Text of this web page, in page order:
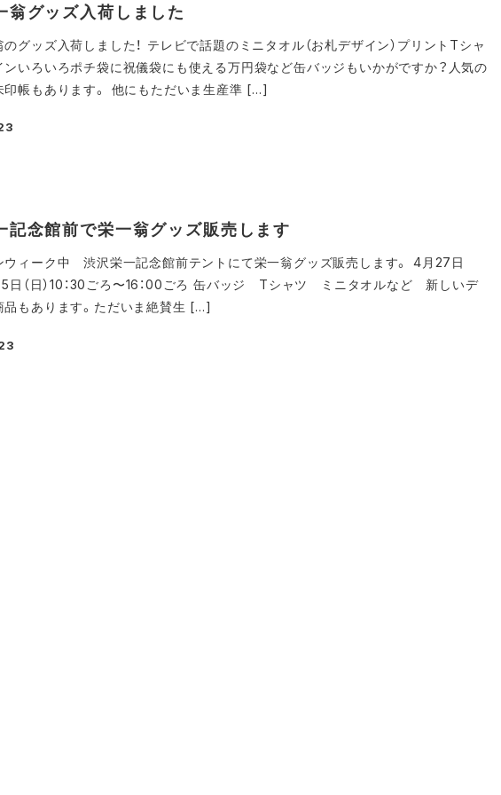
翁グッズ入荷しました
グッズ入荷しました！ テレビで話題のミニタオル（お札デザイン）プリントTシャ
ンいろいろポチ袋に祝儀袋にも使える万円袋など缶バッジもいかがですか？人気の
印帳もあります。 他にもただいま生産準 […]
記念館前で栄一翁グッズ販売します
ウィーク中 渋沢栄一記念館前テントにて栄一翁グッズ販売します。 4月27日
5日（日）10：30ごろ〜16：00ごろ 缶バッジ Tシャツ ミニタオルなど 新しいデ
品もあります。ただいま絶賛生 […]